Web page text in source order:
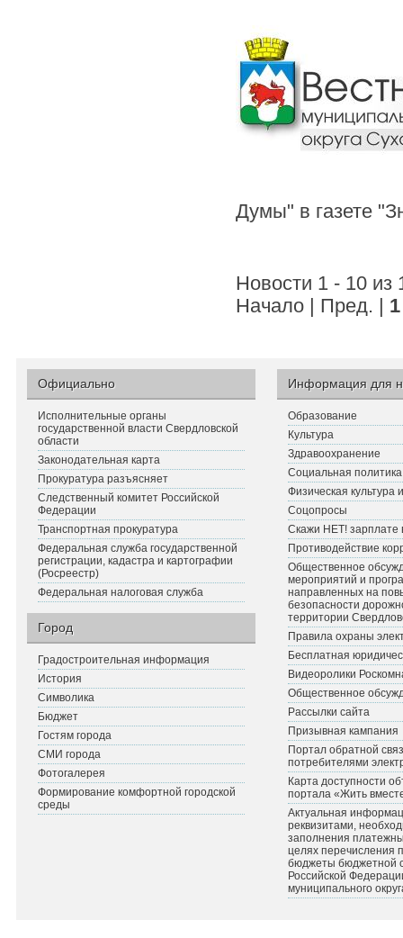
Думы" в газете
Новости 1 - 10 из
Начало | Пред. | 1
Официально
Исполнительные органы
государственной власти Свердловской
области
Законодательная карта
Прокуратура разъясняет
Следственный комитет Российской
Федерации
Транспортная прокуратура
Федеральная служба государственной
регистрации, кадастра и картографии
(Росреестр)
Федеральная налоговая служба
Город
Градостроительная информация
История
Символика
Бюджет
Гостям города
СМИ города
Фотогалерея
Формирование комфортной городской
среды
Информация для
Образование
Культура
Здравоохранение
Социальная политика
Физическая культура
Соцопросы
Скажи НЕТ! зарплате
Противодействие
Общественное
мероприятий и
направленных на
безопасности
территории
Правила охраны
Бесплатная
Видеоролики
Общественное
Рассылки сайта
Призывная кампания
Портал обратной
потребителями
Карта доступности
портала «Жить
Актуальная
реквизитами,
заполнения
целях перечисления
бюджеты бюджетной
Российской
муниципального